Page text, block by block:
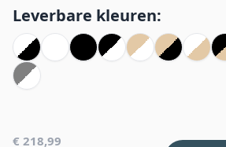
Leverbare kleuren:
€ 218,99